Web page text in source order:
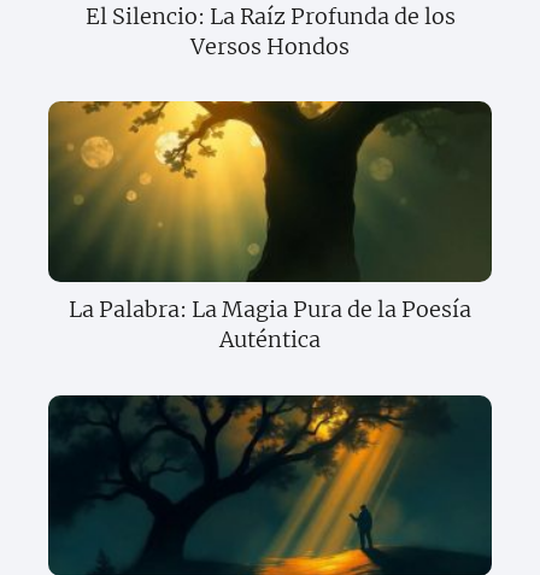
El Silencio: La Raíz Profunda de los
Versos Hondos
La Palabra: La Magia Pura de la Poesía
Auténtica